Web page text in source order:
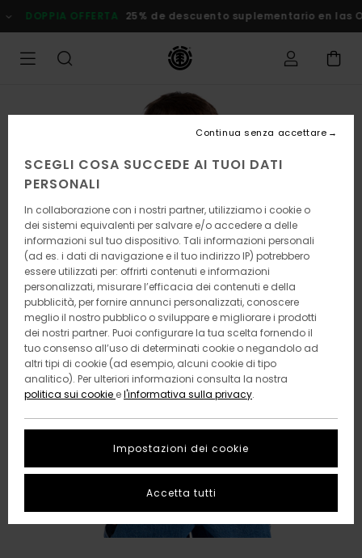
alle
informazioni
prodotto
DOPPIA OFFERTA 25% de descuento suplementario en
SCEGLI COSA SUCCEDE AI TUOI DATI
PERSONALI
In collaborazione con i nostri partner, utilizziamo i cookie o
dei sistemi equivalenti per salvare e/o accedere a delle
informazioni sul tuo dispositivo. Tali informazioni personali
(ad es. i dati di navigazione e il tuo indirizzo IP) potrebbero
essere utilizzati per: offrirti contenuti e informazioni
personalizzati, misurare l’efficacia dei contenuti e della
pubblicità, per fornire annunci personalizzati, conoscere
meglio il nostro pubblico o sviluppare e migliorare i prodotti
dei nostri partner. Puoi configurare la tua scelta fornendo il
tuo consenso all’uso di determinati cookie o negandolo ad
altri tipi di cookie (ad esempio, alcuni cookie di tipo
analitico). Per ulteriori informazioni consulta la nostra
politica sui cookie el'informativa sulla privacy.
Impostazioni dei cookie
Continua senza accettare
Accetta tutti